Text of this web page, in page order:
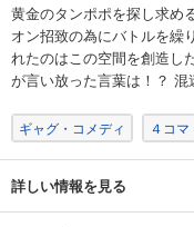
黄金のタンポポを探し求め
オン招致の為にバトルを
れたのはこの空間を創造し
が言い放った言葉は！？ 混
ギャグ・コメディ ４コマ
詳しい情報を見る